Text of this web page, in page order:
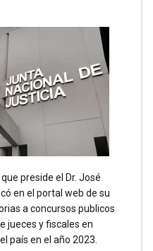
preside el Dr. José
en el portal web de su
a concursos publicos
jueces y fiscales en
país en el año 2023.